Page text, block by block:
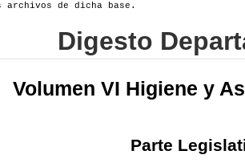
archivos de dicha base.
Digesto
Volumen VI Higiene y
Parte